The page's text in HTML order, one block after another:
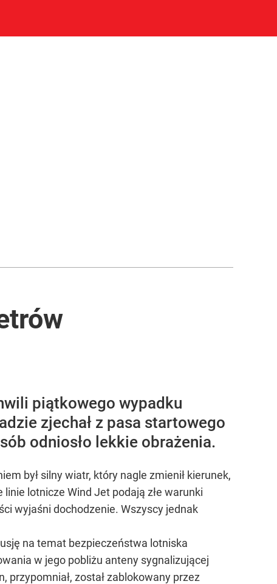
piątkowego wypadku
zjechał z pasa startowego
odniosło lekkie obrażenia.
był silny wiatr, który nagle zmienił kierunek,
lotnicze Wind Jet podają złe warunki
wyjaśni dochodzenie. Wszyscy jednak
na temat bezpieczeństwa lotniska
w jego pobliżu anteny sygnalizującej
przypomniał, został zablokowany przez